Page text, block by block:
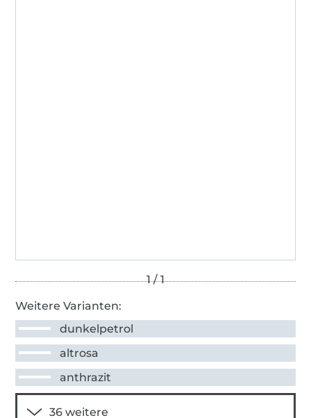
Weitere Varianten:
dunkelpetrol
altrosa
anthrazit